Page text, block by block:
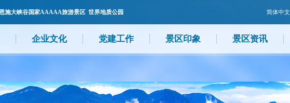
施大峡谷国家AAAAA旅游景区 世界地质公园 简体中文
企业文化 党建工作 景区印象 景区资讯